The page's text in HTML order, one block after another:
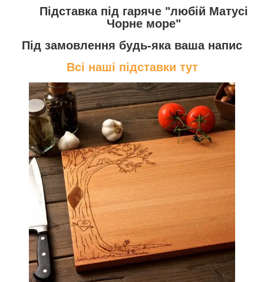
Підставка під гаряче "любій Матусі
Чорне море"
Під замовлення будь-яка ваша напис
Всі наші підставки тут